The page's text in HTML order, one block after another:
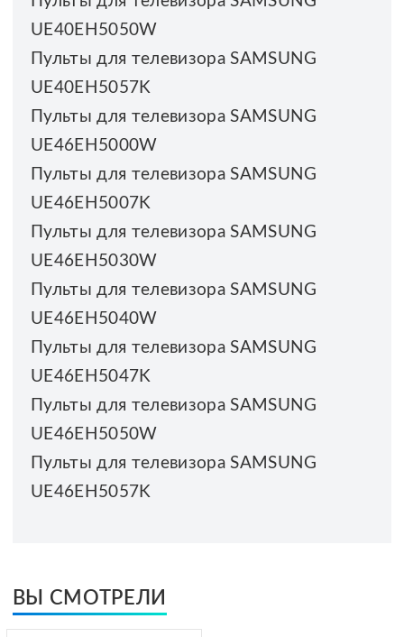
UE40EH5050W
Пульты для телевизора SAMSUNG
UE40EH5057K
Пульты для телевизора SAMSUNG
UE46EH5000W
Пульты для телевизора SAMSUNG
UE46EH5007K
Пульты для телевизора SAMSUNG
UE46EH5030W
Пульты для телевизора SAMSUNG
UE46EH5040W
Пульты для телевизора SAMSUNG
UE46EH5047K
Пульты для телевизора SAMSUNG
UE46EH5050W
Пульты для телевизора SAMSUNG
UE46EH5057K
ВЫ СМОТРЕЛИ